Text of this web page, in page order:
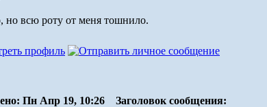
но всю роту от меня тошнило.
Пн Апр 19, 10:26 Заголовок сообщения: